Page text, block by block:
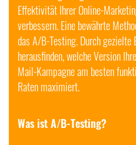
Effektivität Ihrer Online-
verbessern. Eine bewährte
das A/B-Testing. Durch gezielte
herausfinden, welche Version
Mail-Kampagne am besten
Raten maximiert.
Was ist A/B-Testing?